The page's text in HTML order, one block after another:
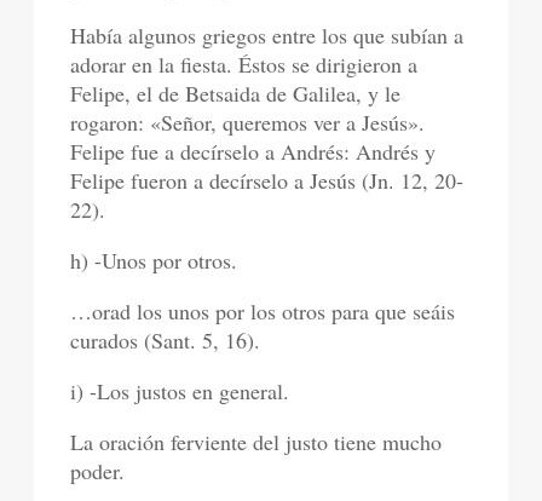
Había algunos griegos entre los que subían a
adorar en la fiesta. Éstos se dirigieron a
Felipe, el de Betsaida de Galilea, y le
rogaron: «Señor, queremos ver a Jesús».
Felipe fue a decírselo a Andrés: Andrés y
Felipe fueron a decírselo a Jesús (Jn. 12, 20-
22).
h) -Unos por otros.
…orad los unos por los otros para que seáis
curados (Sant. 5, 16).
i) -Los justos en general.
La oración ferviente del justo tiene mucho
poder.